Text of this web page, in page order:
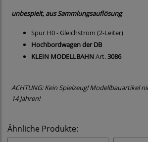
unbespielt, aus Sammlungsauflösung
Spur H0 - Gleichstrom (2-Leiter)
Hochbordwagen der DB
KLEIN MODELLBAHN Art.3086
ACHTUNG: Kein Spielzeug! Modellbauartikel
14 Jahren!
Ähnliche Produkte: